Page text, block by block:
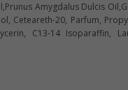
Amygdalus Dulcis
Ceteareth-20, Parfum,
C13-14 Isoparaffin,